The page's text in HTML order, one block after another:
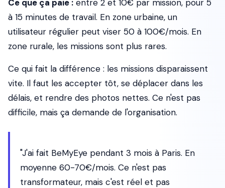
Ce que ça paie : entre 2 et 10€ par mission, pour 5
à 15 minutes de travail. En zone urbaine, un
utilisateur régulier peut viser 50 à 100€/mois. En
zone rurale, les missions sont plus rares.
Ce qui fait la différence : les missions disparaissent
vite. Il faut les accepter tôt, se déplacer dans les
délais, et rendre des photos nettes. Ce n'est pas
difficile, mais ça demande de l'organisation.
"J'ai fait BeMyEye pendant 3 mois à Paris. En
moyenne 60-70€/mois. Ce n'est pas
transformateur, mais c'est réel et pas